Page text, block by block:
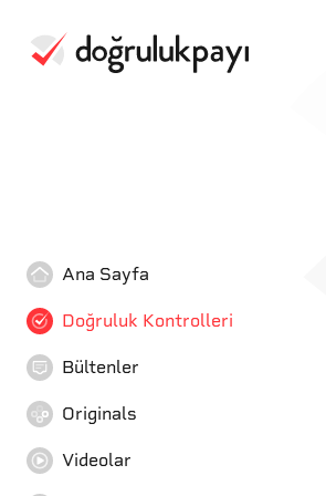
Ana Sayfa
Doğruluk Kontrolleri
Bültenler
Originals
Videolar